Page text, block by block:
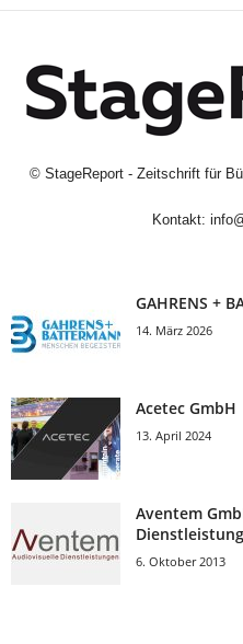
© StageReport - Zeitschrift für
Kontakt:
GAHRENS +
14. März 2026
Acetec GmbH
13. April 2024
Aventem
6. Oktober 2013